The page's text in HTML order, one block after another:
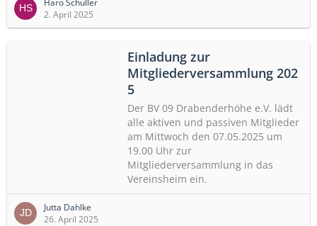
Haro Schuller
2. April 2025
Einladung zur
Mitgliederversammlung 202​
5
Der BV 09 Drabenderhöhe e.V. lädt
alle aktiven und passiven Mitglieder
am Mittwoch den 07.05.2025 um
19.00 Uhr zur
Mitgliederversammlung in das
Vereinsheim ein.
Jutta Dahlke
26. April 2025